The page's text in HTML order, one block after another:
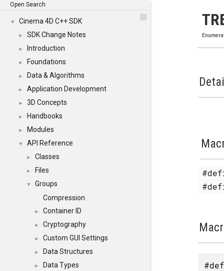
Open Search
▼ Cinema 4D C++ SDK
► SDK Change Notes
► Introduction
► Foundations
► Data & Algorithms
► Application Development
► 3D Concepts
► Handbooks
► Modules
▼ API Reference
► Classes
► Files
▼
Groups
Compression
► Container ID
► Cryptography
► Custom GUI Settings
► Data Structures
► Data Types